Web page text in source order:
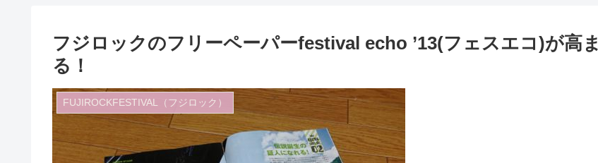
フジロックのフリーペーパーfestival echo ’13(フェスエコ)が高ま
る！
FUJIROCKFESTIVAL（フジロック）